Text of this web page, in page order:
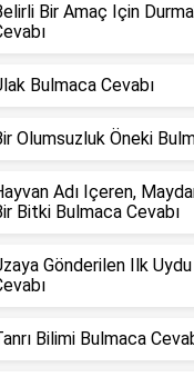
Bir Amaç Için
Bulmaca Cevabı
Olumsuzluk Öneki
Adı Içeren,
Bitki Bulmaca Cevabı
Gönderilen Ilk
Bilimi Bulmaca